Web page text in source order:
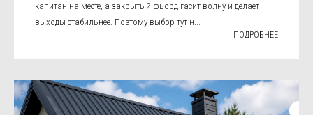
капитан на месте, а закрытый фьорд гасит волну и делает
выходы стабильнее. Поэтому выбор тут н...
ПОДРОБНЕЕ